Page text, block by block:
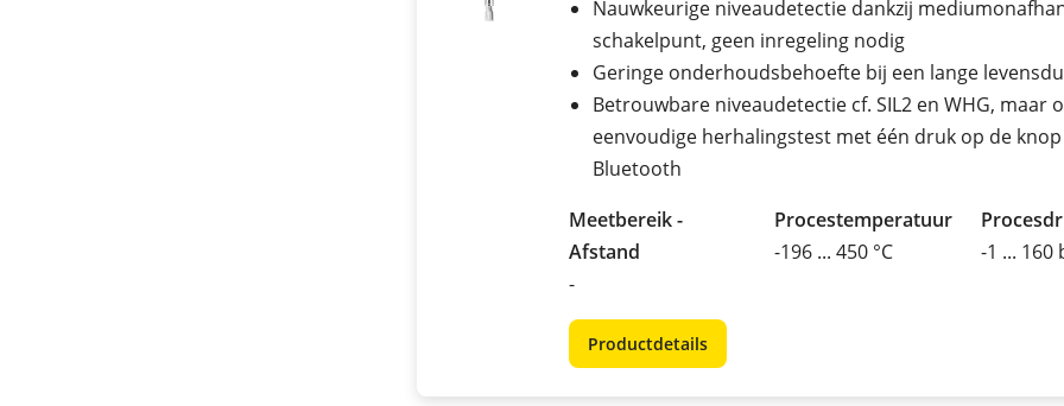
Nauwkeurige niveaudetectie dankzij
schakelpunt, geen inregeling nodig
Geringe onderhoudsbehoefte bij een lange
Betrouwbare niveaudetectie cf. SIL2 en WHG, maar
eenvoudige herhalingstest met één druk op de
Bluetooth
Meetbereik -
Afstand
-
Procestemperatuur
-196 ... 450 °C
-1 ... 160
Productdetails